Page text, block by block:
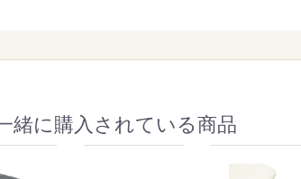
緒に購入されている商品